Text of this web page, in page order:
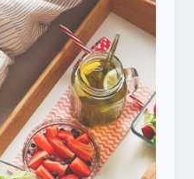
années 70.
les besoins de la
Par
également une
de nos